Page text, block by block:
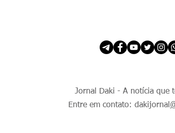
Jornal Daki - A notícia que
Entre em contato: dakijornal